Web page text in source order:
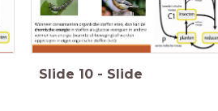
Slide 10 - Slide